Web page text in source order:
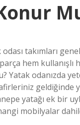
takımları
hem
Yatak odanızda
yatağı ek bir
mobilyalar